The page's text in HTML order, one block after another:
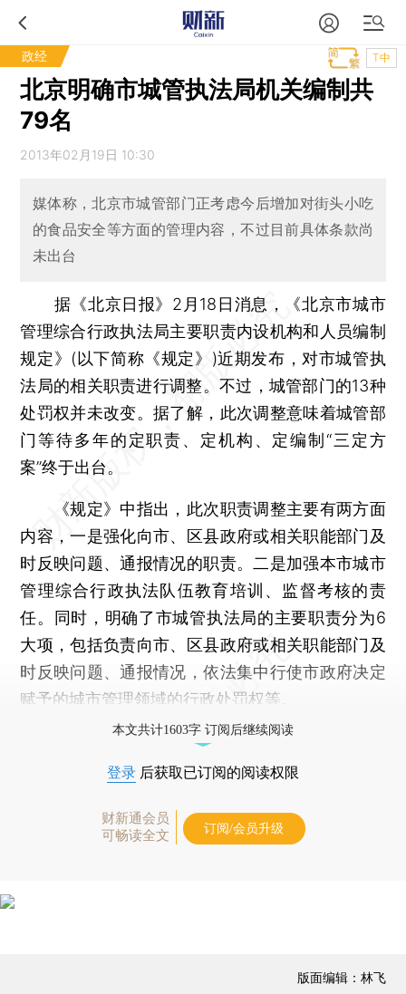
政经 T中
北京明确市城管执法局机关编制共
79名
2013年02月19日 10:30
媒体称，北京市城管部门正考虑今后增加对街头小吃
的食品安全等方面的管理内容，不过目前具体条款尚
未出台
据《北京日报》2月18日消息，《北京市城市
管理综合行政执法局主要职责内设机构和人员编制
规定》(以下简称《规定》)近期发布，对市城管执
法局的相关职责进行调整。不过，城管部门的13种
处罚权并未改变。据了解，此次调整意味着城管部
门等待多年的定职责、定机构、定编制“三定方
案”终于出台。
《规定》中指出，此次职责调整主要有两方面
内容，一是强化向市、区县政府或相关职能部门及
时反映问题、通报情况的职责。二是加强本市城市
管理综合行政执法队伍教育培训、监督考核的责
任。同时，明确了市城管执法局的主要职责分为6
大项，包括负责向市、区县政府或相关职能部门及
时反映问题、通报情况，依法集中行使市政府决定
赋予的城市管理领域的行政处罚权等。
本文共计1603字 订阅后继续阅读
登录 后获取已订阅的阅读权限
财新通会员
可畅读全文
订阅/会员升级
版面编辑：林飞